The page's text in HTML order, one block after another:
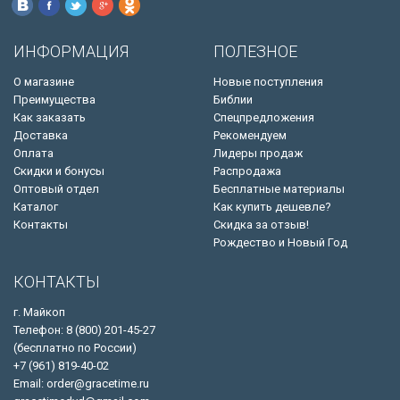
ИНФОРМАЦИЯ
О магазине
Преимущества
Как заказать
Доставка
Оплата
Скидки и бонусы
Оптовый отдел
Каталог
Контакты
ПОЛЕЗНОЕ
Новые поступления
Библии
Спецпредложения
Рекомендуем
Лидеры продаж
Распродажа
Бесплатные материалы
Как купить дешевле?
Скидка за отзыв!
Рождество и Новый Год
КОНТАКТЫ
г. Майкоп
Телефон: 8 (800) 201-45-27
(бесплатно по России)
+7 (961) 819-40-02
Email: order@gracetime.ru